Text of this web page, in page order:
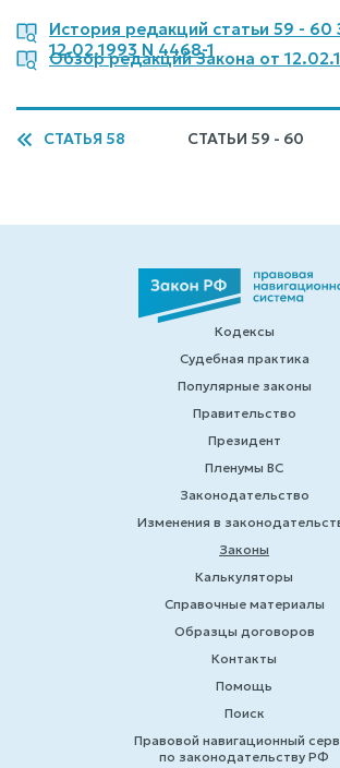
История редакций статьи 59 - 60
12.02.1993 N 4468-1
Обзор редакций Закона от
СТАТЬЯ 58 СТАТЬИ 59 - 60
Кодексы
Судебная практика
Популярные законы
Правительство
Президент
Пленумы ВС
Законодательство
Изменения в
Законы
Калькуляторы
Справочные материалы
Образцы договоров
Контакты
Помощь
Поиск
Правовой навигационный
по законодательству РФ